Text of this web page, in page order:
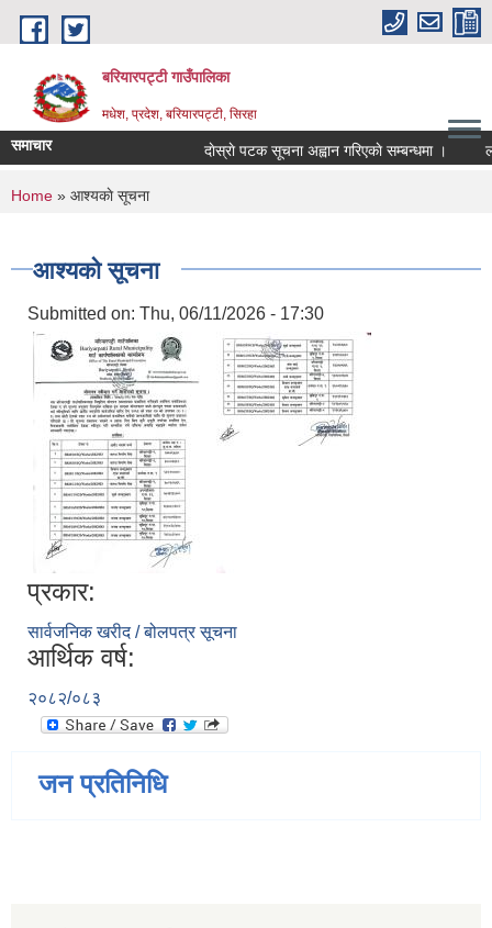
Skip to main content
बरियारपट्टी गाउँपालिका
मधेश, प्रदेश, बरियारपट्टी, सिरहा
समाचार दाेस्राे पटक सूचना अह्वान गरिएकाे सम्बन्धमा ।
You are here
Home » आश्यकाे सूचना
आश्यकाे सूचना
Submitted on: Thu, 06/11/2026 - 17:30
प्रकार:
सार्वजनिक खरीद / बोलपत्र सूचना
आर्थिक वर्ष:
२०८२/०८३
जन प्रतिनिधि